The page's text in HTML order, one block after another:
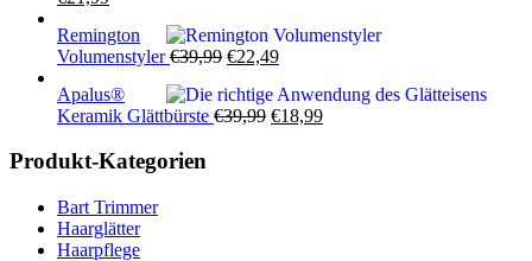
war:
€39,99
ist:
€21,99.
Remington
Volumenstyler €39,99 Ursprünglicher
war:
€39,99
€22,49Aktueller
ist:
€22,49.
Apalus®
Keramik Glättbürste €39,99 Ursprünglicher
€18,99Aktueller
Produkt-Kategorien
Bart Trimmer
Haarglätter
Haarpflege